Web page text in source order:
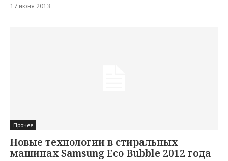
17 июня 2013
Прочее
Новые технологии в стиральных
машинах Samsung Eco Bubble 2012 года